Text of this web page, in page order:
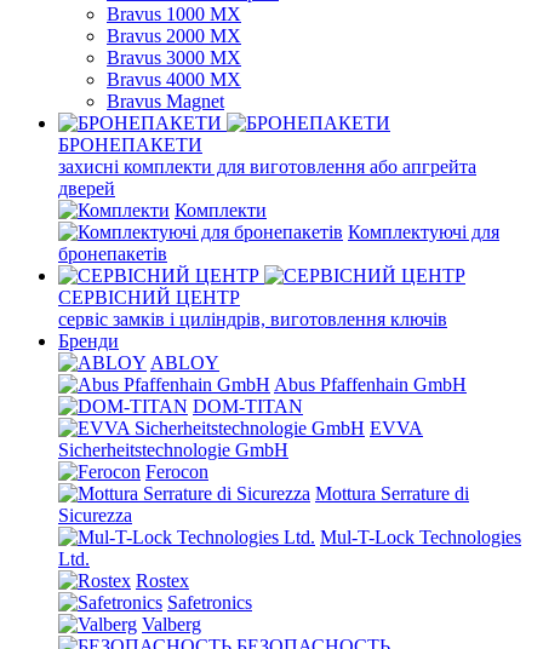
Bravus 1000 MX
Bravus 2000 MX
Bravus 3000 MX
Bravus 4000 MX
Bravus Magnet
БРОНЕПАКЕТИ
захисні комплекти для виготовлення або апгрейта
дверей
Комплекти
Комплектуючі для
бронепакетів
СЕРВІСНИЙ ЦЕНТР
сервіс замків і циліндрів, виготовлення ключів
Бренди
ABLOY
Abus Pfaffenhain GmbH
DOM-TITAN
EVVA
Sicherheitstechnologie GmbH
Ferocon
Mottura Serrature di
Sicurezza
Mul-T-Lock Technologies
Ltd.
Rostex
Safetronics
Valberg